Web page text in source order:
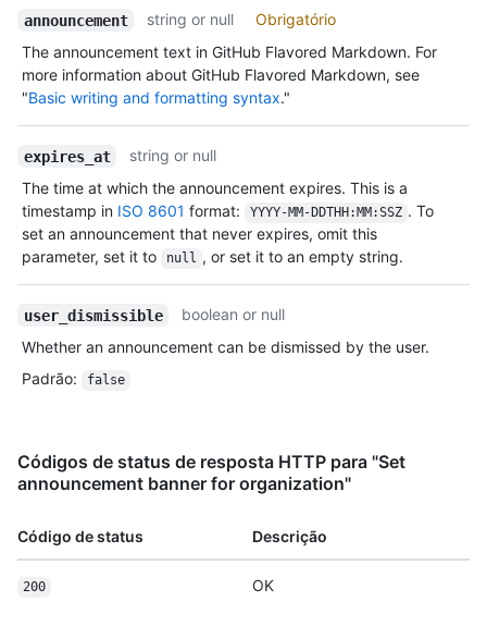
announcement string or null
Obrigatório
The announcement text in GitHub Flavored Markdown. For
more information about GitHub Flavored Markdown, see
"Basic writing and formatting syntax."
expires_at
string or null
The time at which the announcement expires. This is a
timestamp in ISO 8601 format: YYYY-MM-DDTHH:MM:SSZ . To
set an announcement that never expires, omit this
parameter, set it to
null , or set it to an empty string.
user_dismissible
boolean or null
Whether an announcement can be dismissed by the user.
Padrão: false
Códigos de status de resposta HTTP para "Set
announcement banner for organization"
Código de status Descrição
200 OK